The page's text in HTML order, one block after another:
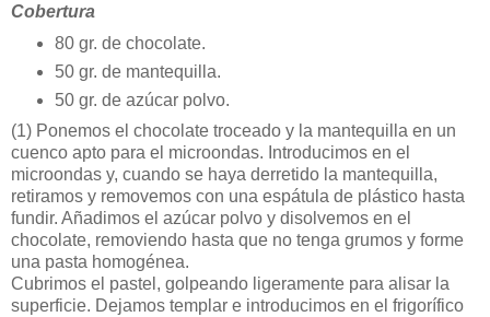
Cobertura
80 gr. de chocolate.
50 gr. de mantequilla.
50 gr. de azúcar polvo.
(1) Ponemos el chocolate troceado y la mantequilla en un
cuenco apto para el microondas. Introducimos en el
microondas y, cuando se haya derretido la mantequilla,
retiramos y removemos con una espátula de plástico hasta
fundir. Añadimos el azúcar polvo y disolvemos en el
chocolate, removiendo hasta que no tenga grumos y forme
una pasta homogénea.
Cubrimos el pastel, golpeando ligeramente para alisar la
superficie. Dejamos templar e introducimos en el frigorífico